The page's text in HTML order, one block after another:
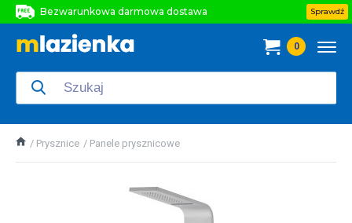
Bezwarunkowa darmowa dostawa
Bezwarunkowa darmowa dostawa
Sprawdź
0
Prysznice Panele prysznicowe